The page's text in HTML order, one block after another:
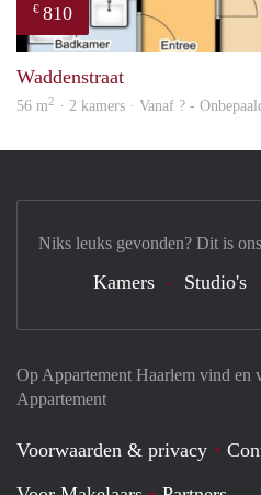
€ 810
Waddenstraat
56 m2 · 2 kamers · Vanaf ? -
Op Appartement Haarlem vind en
Appartement
Voorwaarden & privacy
Niks leuks gevonden? Dit is
Kamers Studio's